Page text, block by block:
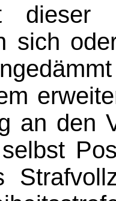
dieser
sich
an den